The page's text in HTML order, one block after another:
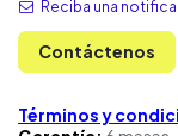
Reciba una
Contáctenos
Términos y